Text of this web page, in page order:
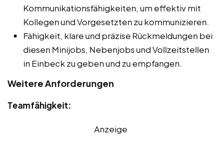
Kommunikationsfähigkeiten, um effektiv mit
Kollegen und Vorgesetzten zu kommunizieren.
Fähigkeit, klare und präzise Rückmeldungen bei
diesen Minijobs, Nebenjobs und Vollzeitstellen
in Einbeck zu geben und zu empfangen.
Weitere Anforderungen
Teamfähigkeit:
Anzeige